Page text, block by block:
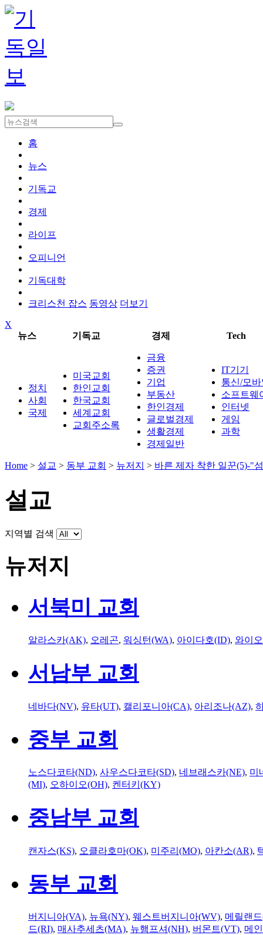
홈
뉴스
기독교
경제
라이프
오피니언
기독대학
크리스천 잡스 동영상 더보기
X
뉴스
기독교 경제 Tech
정치
사회
국제
미국교회
한인교회
한국교회
세계교회
교회주소록
금융
증권
기업
부동산
한인경제
글로벌경제
생활경제
경제일반
IT기기
통신/모
소프트웨
인터넷
게임
과학
Home > 설교 > 동부 교회 > 뉴저지 > 바른 제자 착한 일꾼(5)-"
설교
지역별 검색
뉴저지
서북미 교회
알라스카(AK), 오레곤, 워싱턴(WA), 아이다호(ID), 와이
서남부 교회
네바다(NV), 유타(UT), 캘리포니아(CA), 아리조나(AZ),
중부 교회
노스다코타(ND), 사우스다코타(SD), 네브래스카(NE), 미
(MI), 오하이오(OH), 켄터키(KY)
중남부 교회
캔자스(KS), 오클라호마(OK), 미주리(MO), 아칸소(AR),
동부 교회
버지니아(VA), 뉴욕(NY), 웨스트버지니아(WV), 메릴랜
드(RI), 매사추세츠(MA), 뉴햄프셔(NH), 버몬트(VT), 메